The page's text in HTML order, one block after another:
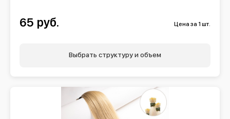
65 руб. Цена за 1 шт.
Выбрать структуру и объем